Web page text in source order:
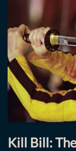
Kill Bill: